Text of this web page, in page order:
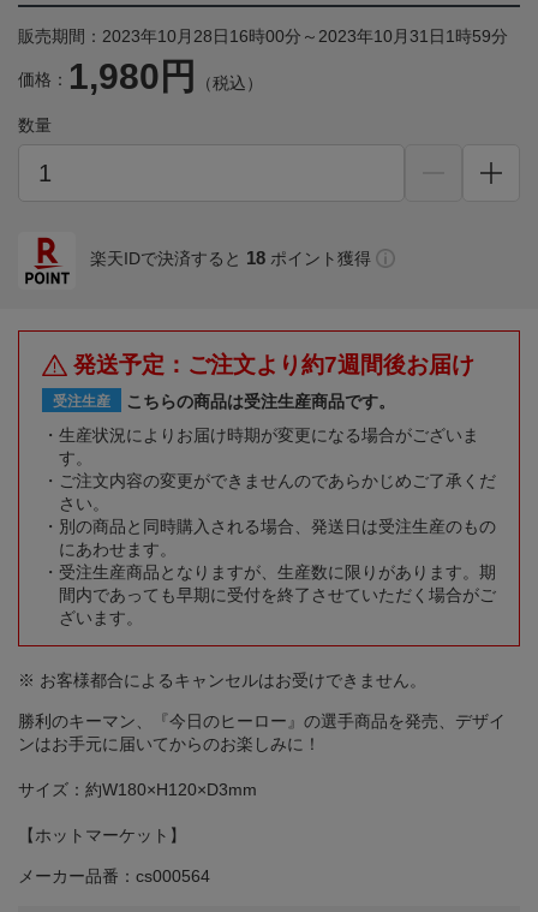
販売期間：2023年10月28日16時00分～2023年10月31日1時59分
価格： 1,980円 （税込）
数量
楽天IDで決済すると 18 ポイント獲得
発送予定：ご注文より約7週間後お届け
受注生産
こちらの商品は受注生産商品です。
生産状況によりお届け時期が変更になる場合がございま
す。
ご注文内容の変更ができませんのであらかじめご了承くだ
さい。
別の商品と同時購入される場合、発送日は受注生産のもの
にあわせます。
受注生産商品となりますが、生産数に限りがあります。期
間内であっても早期に受付を終了させていただく場合がご
ざいます。
※ お客様都合によるキャンセルはお受けできません。
勝利のキーマン、『今日のヒーロー』の選手商品を発売、デザイ
ンはお手元に届いてからのお楽しみに！
サイズ：約W180×H120×D3mm
【ホットマーケット】
メーカー品番：cs000564